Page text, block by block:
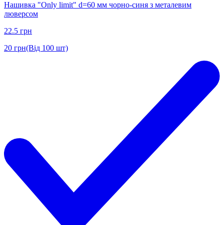
Нашивка "Only limit" d=60 мм чорно-синя з металевим
люверсом
22.5 грн
20 грн(Від 100 шт)